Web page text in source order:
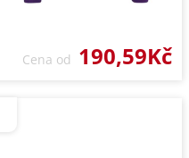
Cena od 190,59Kč